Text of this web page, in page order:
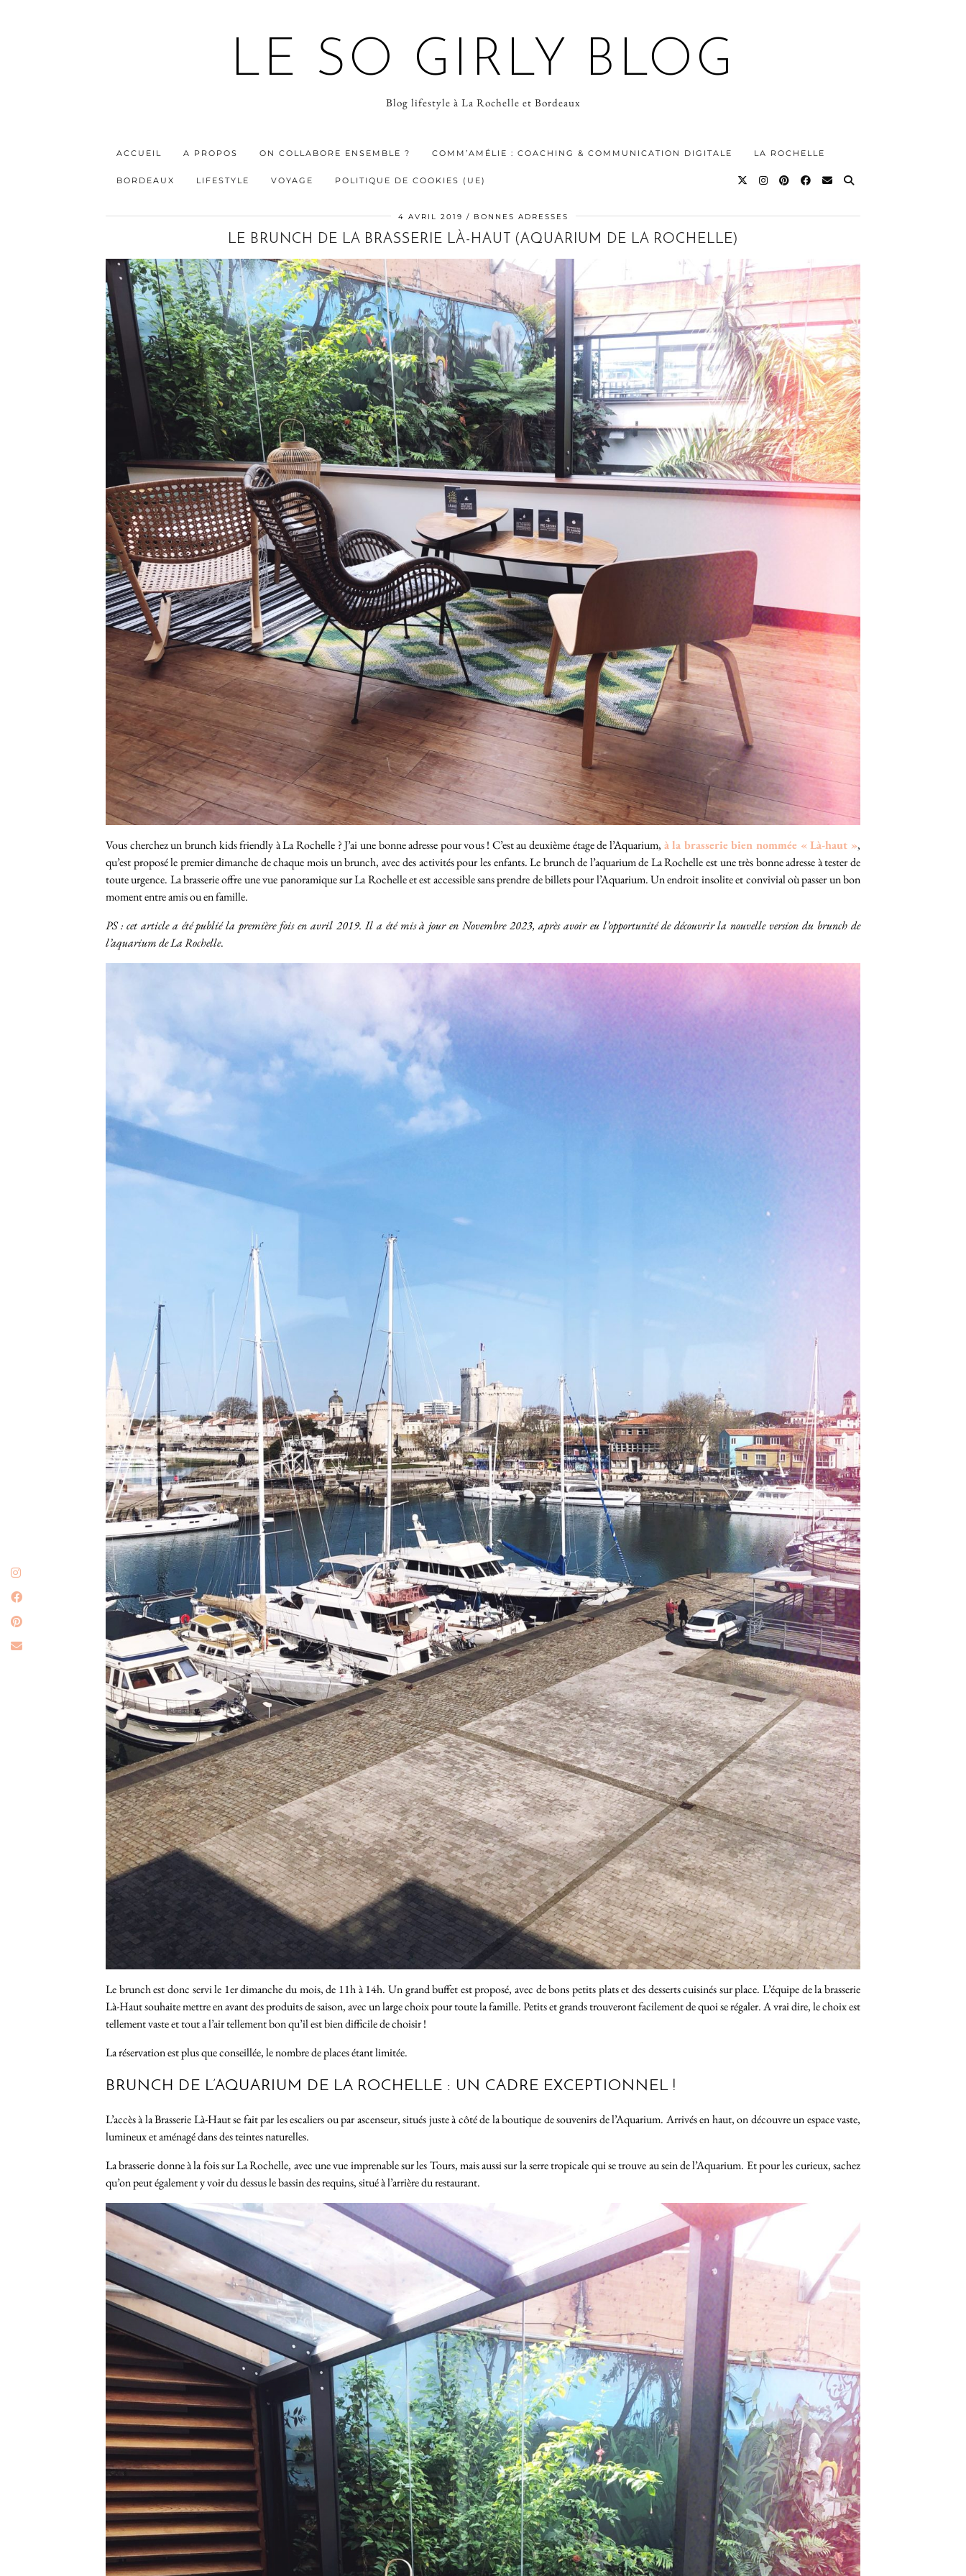
LE SO GIRLY BLOG
Blog lifestyle à La Rochelle et Bordeaux
ACCUEIL A PROPOS ON COLLABORE ENSEMBLE ? COMM’AMÉLIE : COACHING & COMMUNICATION DIGITALE LA ROCHELLE
BORDEAUX LIFESTYLE VOYAGE POLITIQUE DE COOKIES (UE)
4 AVRIL 2019 BONNES ADRESSES
LE BRUNCH DE LA BRASSERIE LÀ-HAUT (AQUARIUM DE LA ROCHELLE)
Vous cherchez un brunch kids friendly à La Rochelle ? J’ai une bonne adresse pour vous ! C’est au deuxième étage de l’Aquarium, à la brasserie bien nommée « Là-haut »,
qu’est proposé le premier dimanche de chaque mois un brunch, avec des activités pour les enfants. Le brunch de l’aquarium de La Rochelle est une très bonne adresse à tester de
toute urgence. La brasserie offre une vue panoramique sur La Rochelle et est accessible sans prendre de billets pour l’Aquarium. Un endroit insolite et convivial où passer un bon
moment entre amis ou en famille.
PS : cet article a été publié la première fois en avril 2019. Il a été mis à jour en Novembre 2023, après avoir eu l’opportunité de découvrir la nouvelle version du brunch de
l’aquarium de La Rochelle.
Le brunch est donc servi le 1er dimanche du mois, de 11h à 14h. Un grand buffet est proposé, avec de bons petits plats et des desserts cuisinés sur place. L’équipe de la brasserie
Là-Haut souhaite mettre en avant des produits de saison, avec un large choix pour toute la famille. Petits et grands trouveront facilement de quoi se régaler. A vrai dire, le choix est
tellement vaste et tout a l’air tellement bon qu’il est bien difficile de choisir !
La réservation est plus que conseillée, le nombre de places étant limitée.
BRUNCH DE L’AQUARIUM DE LA ROCHELLE : UN CADRE EXCEPTIONNEL !
L’accès à la Brasserie Là-Haut se fait par les escaliers ou par ascenseur, situés juste à côté de la boutique de souvenirs de l’Aquarium. Arrivés en haut, on découvre un espace vaste,
lumineux et aménagé dans des teintes naturelles.
La brasserie donne à la fois sur La Rochelle, avec une vue imprenable sur les Tours, mais aussi sur la serre tropicale qui se trouve au sein de l’Aquarium. Et pour les curieux, sachez
qu’on peut également y voir du dessus le bassin des requins, situé à l’arrière du restaurant.